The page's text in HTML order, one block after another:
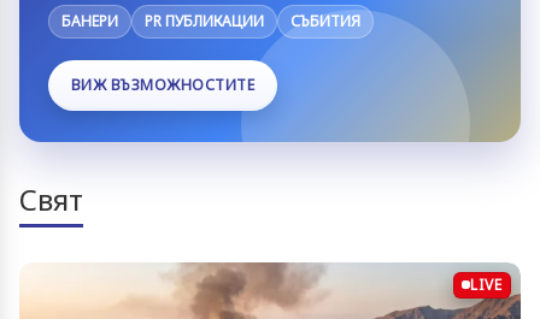
БАНЕРИ PR ПУБЛИКАЦИИ СЪБИТИЯ
ВИЖ ВЪЗМОЖНОСТИТЕ
Свят
LIVE